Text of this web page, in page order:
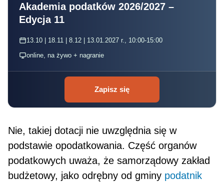
Akademia podatków 2026/2027 –
Edycja 11
13.10 | 18.11 | 8.12 | 13.01.2027 r., 10:00-15:00
online, na żywo + nagranie
Zapisz się
Nie, takiej dotacji nie uwzględnia się w
podstawie opodatkowania. Część organów
podatkowych uwa­ża, że samorządowy zakład
budżetowy, jako odrębny od gminy podatnik